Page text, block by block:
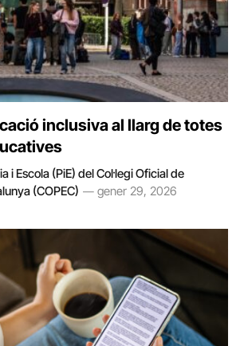
inclusiva al llarg de totes
i Escola (PiE) del Col·legi Oficial de
(COPEC)
gener 29, 2026